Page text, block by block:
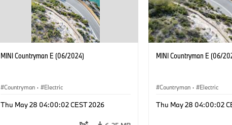
MINI Countryman E (06/2024)
Countryman · Electric
Thu May 28 04:00:02 CEST 2026
MINI Countryman E (06/
Countryman · Electric
Thu May 28 04:00:02